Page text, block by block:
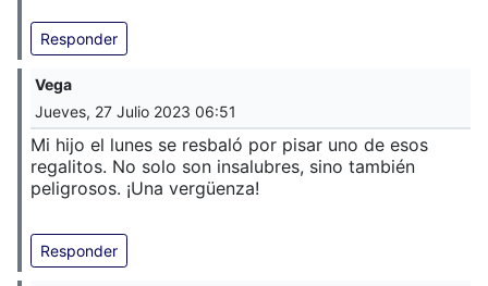
Responder
Vega
Jueves, 27 Julio 2023 06:51
Mi hijo el lunes se resbaló por pisar uno de esos
regalitos. No solo son insalubres, sino también
peligrosos. ¡Una vergüenza!
Responder